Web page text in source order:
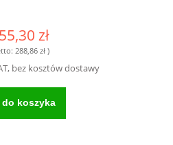
zł
288,86 zł)
bez kosztów dostawy
do koszyka